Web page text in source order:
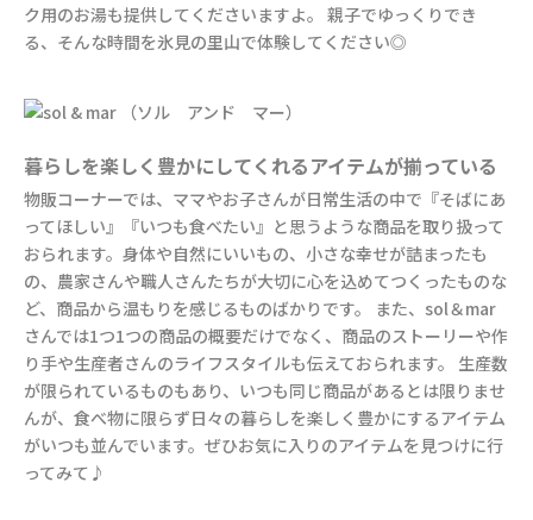
ク用のお湯も提供してくださいますよ。 親子でゆっくりでき
る、そんな時間を氷見の里山で体験してください◎
暮らしを楽しく豊かにしてくれるアイテムが揃っている
物販コーナーでは、ママやお子さんが日常生活の中で『そばにあ
ってほしい』『いつも食べたい』と思うような商品を取り扱って
おられます。身体や自然にいいもの、小さな幸せが詰まったも
の、農家さんや職人さんたちが大切に心を込めてつくったものな
ど、商品から温もりを感じるものばかりです。 また、sol＆mar
さんでは1つ1つの商品の概要だけでなく、商品のストーリーや作
り手や生産者さんのライフスタイルも伝えておられます。 生産数
が限られているものもあり、いつも同じ商品があるとは限りませ
んが、食べ物に限らず日々の暮らしを楽しく豊かにするアイテム
がいつも並んでいます。ぜひお気に入りのアイテムを見つけに行
ってみて♪